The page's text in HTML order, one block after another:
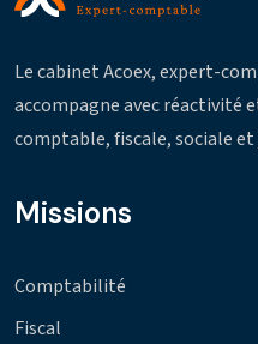
Le cabinet Acoex, expert-
accompagne avec réactivité
comptable, fiscale, sociale
Missions
Comptabilité
Fiscal